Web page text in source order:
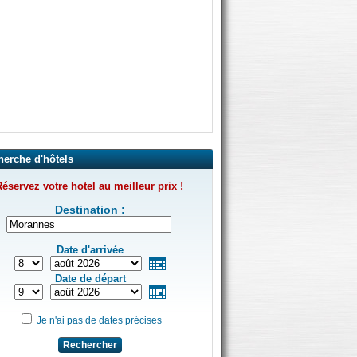
d'hôtels
votre hotel au meilleur prix !
Destination :
Date d'arrivée
Date de départ
Je n'ai pas de dates précises
Rechercher